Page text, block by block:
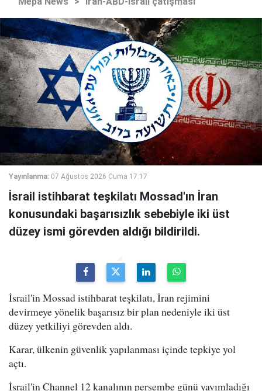
Yayınlanma: 07 Ağustos 2026 Cuma 17:17
İsrail istihbarat teşkilatı Mossad'ın İran
konusundaki başarısızlık sebebiyle iki üst
düzey ismi görevden aldığı bildirildi.
İsrail'in Mossad istihbarat teşkilatı, İran rejimini
devirmeye yönelik başarısız bir plan nedeniyle iki üst
düzey yetkiliyi görevden aldı.
Karar, ülkenin güvenlik yapılanması içinde tepkiye yol
açtı.
İsrail'in Channel 12 kanalının perşembe günü yayımladığı